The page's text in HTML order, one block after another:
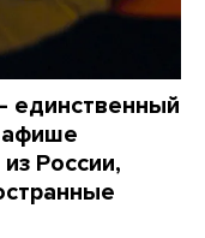
единственный
афише
России,